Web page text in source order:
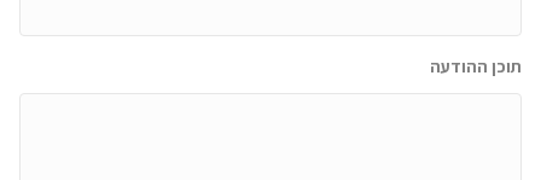
תוכן ההודעה